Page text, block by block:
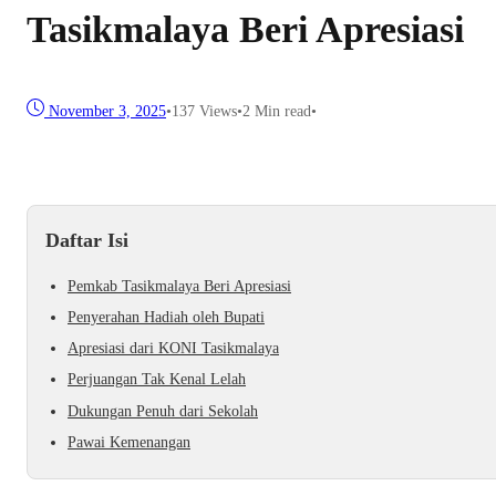
Tasikmalaya Beri Apresiasi
November 3, 2025•137 Views•2 Min read•
Daftar Isi
Pemkab Tasikmalaya Beri Apresiasi
Penyerahan Hadiah oleh Bupati
Apresiasi dari KONI Tasikmalaya
Perjuangan Tak Kenal Lelah
Dukungan Penuh dari Sekolah
Pawai Kemenangan